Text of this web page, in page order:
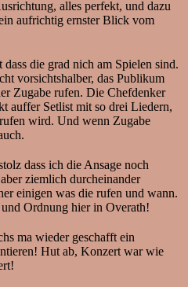
alles perfekt, und dazu
aufrichtig ernster Blick vom
die grad nich am Spielen sind.
vorsichtshalber, das Publikum
Zugabe rufen. Die Chefdenker
auffer Setlist mit so drei Liedern,
wird. Und wenn Zugabe
dass ich die Ansage noch
ziemlich durcheinander
einigen was die rufen und wann.
Ordnung hier in Overath!
ma wieder geschafft ein
Hut ab, Konzert war wie